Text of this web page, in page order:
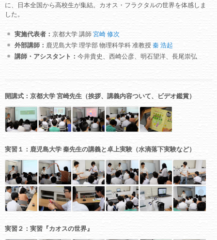
に、日本全国から高校生が集結。カオス・フラクタルの世界を体感しま
した。
実施代表者： 京都大学 講師 宮崎 修次
外部講師： 鹿児島大学 理学部 物理科学科 准教授秦 浩起
講師・アシスタント： 今井貴史、西崎公彦、明石望洋、長尾崇弘
開講式：京都大学 宮崎先生（挨拶、講義内容ついて、ビデオ鑑賞）
実習１：鹿児島大学 秦先生の講義と卓上実験（水滴落下実験など）
実習２：実習『カオスの世界』